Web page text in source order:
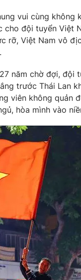
tương lai
Podcast
Infographic
Shorts
vui cùng không
cho đội tuyển Việt
rỡ, Việt Nam vô
năm chờ đợi, đội
trước Thái Lan
viên không quản
hòa mình vào